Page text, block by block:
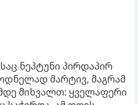
ნეპტუნი პირდაპირ
მარტივ, მაგრამ
მიხვალთ: ყველაფერი